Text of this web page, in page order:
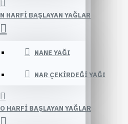
N HARFI BAŞLAYAN YAĞLAR
NANE YAĞI
NAR ÇEKIRDEĞI YAĞI
O HARFI BAŞLAYAN YAĞLAR